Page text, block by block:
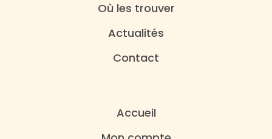
Où les trouver
Actualités
Contact
Accueil